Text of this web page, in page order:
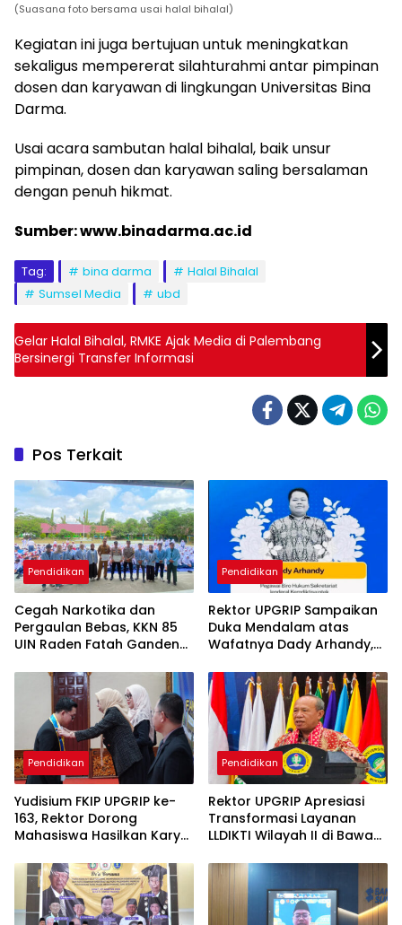
(Suasana foto bersama usai halal bihalal)
Kegiatan ini juga bertujuan untuk meningkatkan
sekaligus mempererat silahturahmi antar pimpinan
dosen dan karyawan di lingkungan Universitas Bina
Darma.
Usai acara sambutan halal bihalal, baik unsur
pimpinan, dosen dan karyawan saling bersalaman
dengan penuh hikmat.
Sumber: www.binadarma.ac.id
Tag: bina darma
Halal Bihalal
Sumsel Media
ubd
Gelar Halal Bihalal, RMKE Ajak Media di Palembang
Bersinergi Transfer Informasi
Pos Terkait
Pendidikan
Cegah Narkotika dan
Pergaulan Bebas, KKN 85
UIN Raden Fatah Gandeng
Pelajar SMPN 6 Prabumulih
Pendidikan
Rektor UPGRIP Sampaikan
Duka Mendalam atas
Wafatnya Dady Arhandy,
Ortala Kemendiktisaintek
RI
Pendidikan
Yudisium FKIP UPGRIP ke-
163, Rektor Dorong
Mahasiswa Hasilkan Karya
Proyek
Pendidikan
Rektor UPGRIP Apresiasi
Transformasi Layanan
LLDIKTI Wilayah II di Bawah
Iskandar